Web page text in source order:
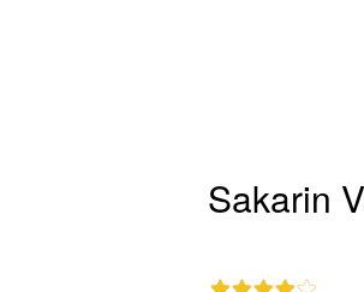
Sakarin